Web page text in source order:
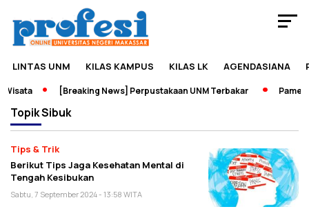
LINTAS UNM KILAS KAMPUS KILAS LK AGENDASIANA
[Breaking News] Perpustakaan UNM Terbakar
TopikSibuk
Tips & Trik
Berikut Tips Jaga Kesehatan Mental di
Tengah Kesibukan
Sabtu, 7 September 2024 - 13:58 WITA